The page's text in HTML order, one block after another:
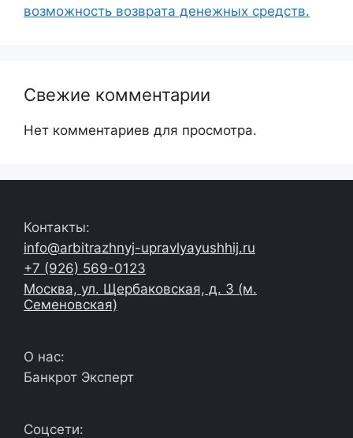
возможность возврата денежных средств.
Свежие комментарии
Нет комментариев для просмотра.
Контакты:
info@arbitrazhnyj-upravlyayushhij.ru
+7 (926) 569-0123
Москва, ул. Щербаковская, д. 3 (м.
Семеновская)
О нас:
Банкрот Эксперт
Соцсети: